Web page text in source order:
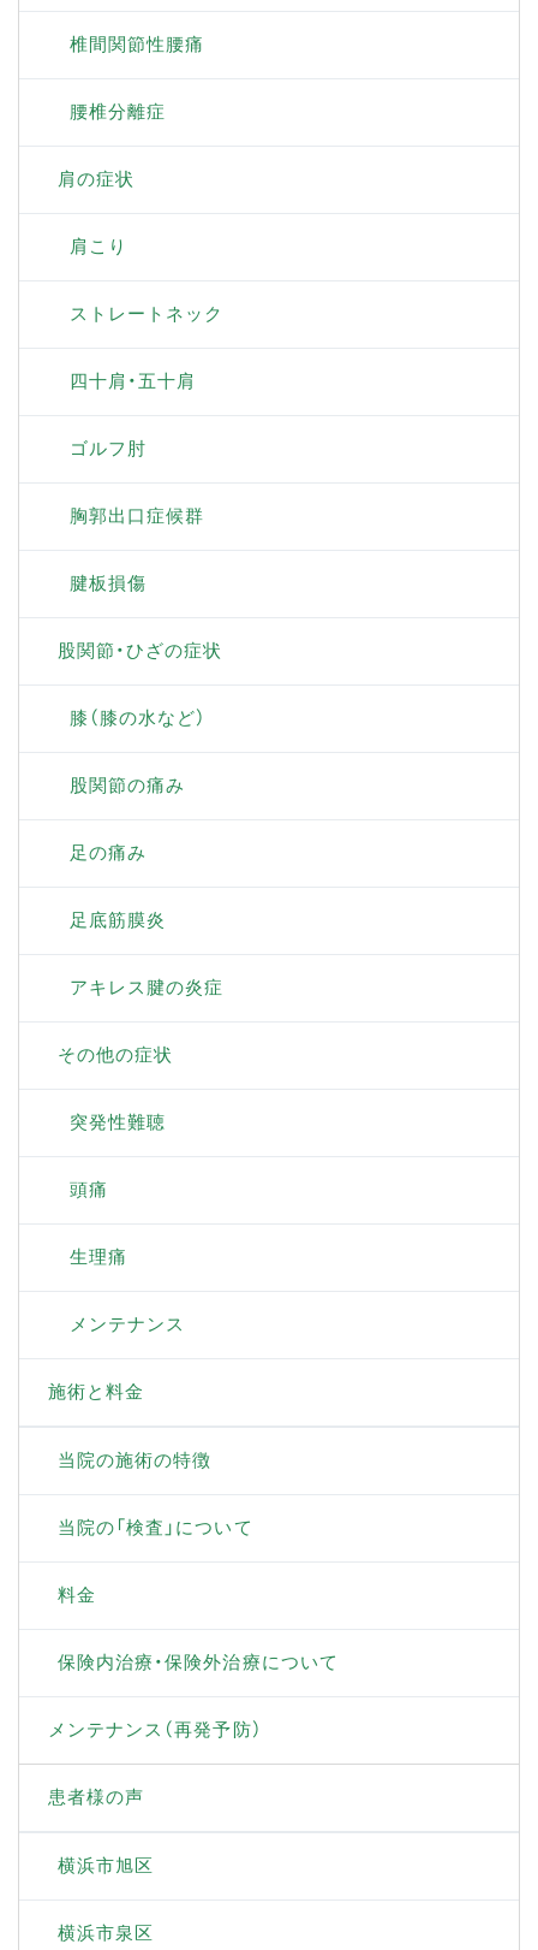
椎間関節性腰痛
腰椎分離症
肩の症状
肩こり
ストレートネック
四十肩・五十肩
ゴルフ肘
胸郭出口症候群
腱板損傷
股関節・ひざの症状
膝（膝の水など）
股関節の痛み
足の痛み
足底筋膜炎
アキレス腱の炎症
その他の症状
突発性難聴
頭痛
生理痛
メンテナンス
施術と料金
当院の施術の特徴
当院の「検査」について
料金
保険内治療・保険外治療について
メンテナンス（再発予防）
患者様の声
横浜市旭区
横浜市泉区